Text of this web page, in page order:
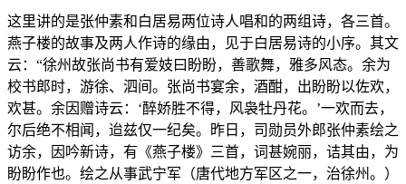
这里讲的是张仲素和白居易两位诗人唱和的两组诗，各三首。
燕子楼的故事及两人作诗的缘由，见于白居易诗的小序。其文
云：“徐州故张尚书有爱妓曰盼盼，善歌舞，雅多风态。余为
校书郎时，游徐、泗间。张尚书宴余，酒酣，出盼盼以佐欢，
欢甚。余因赠诗云：‘醉娇胜不得，风袅牡丹花。’一欢而去，
尔后绝不相闻，迨兹仅一纪矣。昨日，司勋员外郎张仲素绘之
访余，因吟新诗，有《燕子楼》三首，词甚婉丽，诘其由，为
盼盼作也。绘之从事武宁军（唐代地方军区之一，治徐州。）